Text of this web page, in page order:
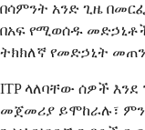
በሳምንት አንድ ጊዜ
በአፍ የሚወሰዱ
ትክክለኛ የመድኃኒት
ITP ላለባቸው ሰዎች
መጀመሪያ ይሞከራሉ፣